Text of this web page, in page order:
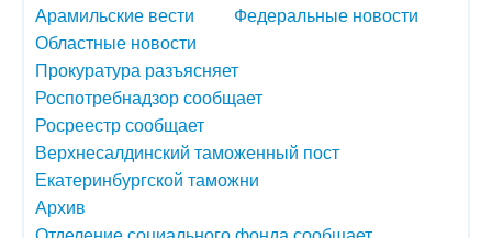
Арамильские вести
Федеральные новости
Областные новости
Прокуратура разъясняет
Роспотребнадзор сообщает
Росреестр сообщает
Верхнесалдинский таможенный пост
Екатеринбургской таможни
Архив